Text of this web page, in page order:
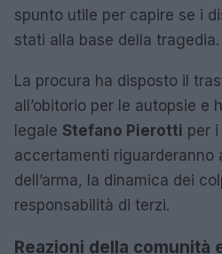
spunto utile per capire se i
stati alla base della tragedia.
La procura ha disposto il
all’obitorio per le autopsie e
legale Stefano Pierotti per i
accertamenti riguarderanno
dell’arma, la dinamica dei
responsabilità di terzi.
Reazioni della comunità